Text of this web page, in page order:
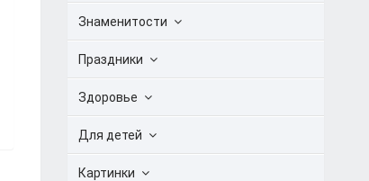
Знаменитости
Праздники
Здоровье
Для детей
Картинки